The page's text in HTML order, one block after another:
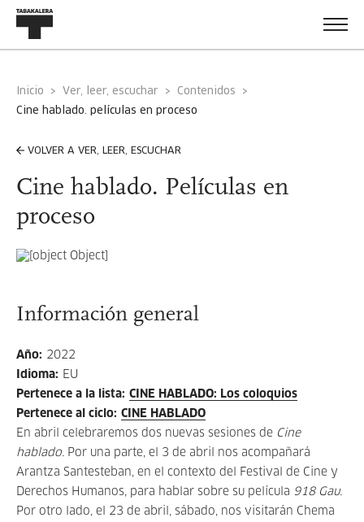
Inicio Ver, leer, escuchar
Contenidos
cine hablado. películas en proceso
VOLVER A VER, LEER, ESCUCHAR
Cine hablado. Películas en
proceso
Información general
Año: 2022
Idioma: EU
Pertenece a la lista: CINE HABLADO: Los coloquios
Pertenece al ciclo: CINE HABLADO
En abril celebraremos dos nuevas sesiones de Cine
hablado. Por una parte, el 3 de abril nos acompañará
Arantza Santesteban, en el contexto del Festival de Cine y
Derechos Humanos, para hablar sobre su película 918 Gau.
Por otro lado, el 23 de abril, sábado, nos visitarán Chema